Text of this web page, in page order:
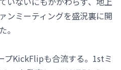
ンミーティングを盛況裏に開
。
プKickFlipも合流する。1stミ